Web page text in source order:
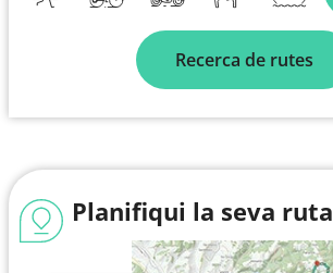
Recerca de rutes
Planifiqui la seva ruta